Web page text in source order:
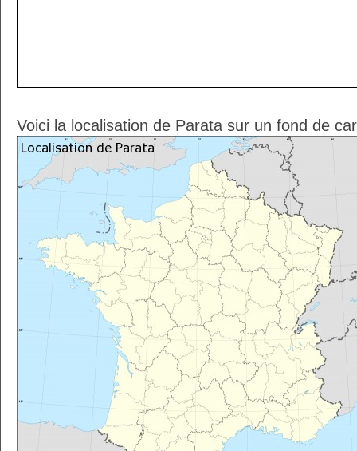
Voici la localisation de Parata sur un fond de